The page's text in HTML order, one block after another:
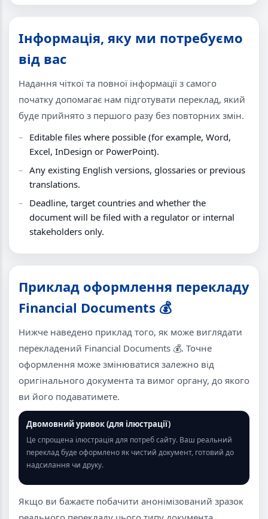
Інформація, яку ми потребуємо
від вас
Надання чіткої та повної інформації з самого
початку допомагає нам підготувати переклад, який
буде прийнято з першого разу без повторних змін.
Editable files where possible (for example, Word,
Excel, InDesign or PowerPoint).
Any existing English versions, glossaries or previous
translations.
Deadline, target countries and whether the
document will be filed with a regulator or internal
stakeholders only.
Приклад оформлення перекладу
Financial Documents 💰
Нижче наведено приклад того, як може виглядати
перекладений Financial Documents 💰. Точне
оформлення може змінюватися залежно від
оригінального документа та вимог органу, до якого
ви його подаватимете.
Двомовний уривок (для ілюстрації)
Це спрощена ілюстрація для потреб сайту. Ваш реальний
переклад буде оформлено як чистий документ, готовий до
надсилання чи друку.
Якщо ви бажаєте побачити анонімізований зразок